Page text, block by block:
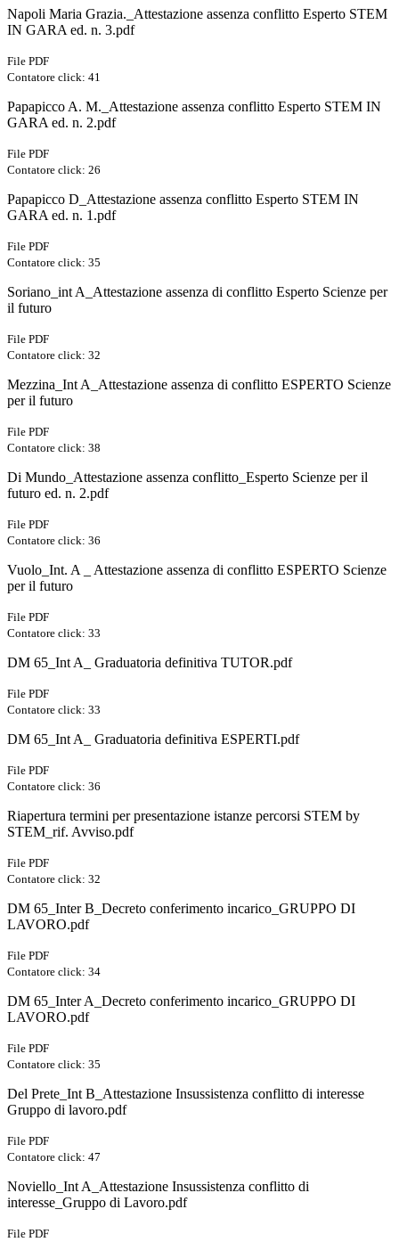
Napoli Maria Grazia._Attestazione assenza conflitto Esperto STEM
IN GARA ed. n. 3.pdf
File PDF
Contatore click: 41
Papapicco A. M._Attestazione assenza conflitto Esperto STEM IN
GARA ed. n. 2.pdf
File PDF
Contatore click: 26
Papapicco D_Attestazione assenza conflitto Esperto STEM IN
GARA ed. n. 1.pdf
File PDF
Contatore click: 35
Soriano_int A_Attestazione assenza di conflitto Esperto Scienze per
il futuro
File PDF
Contatore click: 32
Mezzina_Int A_Attestazione assenza di conflitto ESPERTO Scienze
per il futuro
File PDF
Contatore click: 38
Di Mundo_Attestazione assenza conflitto_Esperto Scienze per il
futuro ed. n. 2.pdf
File PDF
Contatore click: 36
Vuolo_Int. A _ Attestazione assenza di conflitto ESPERTO Scienze
per il futuro
File PDF
Contatore click: 33
DM 65_Int A_ Graduatoria definitiva TUTOR.pdf
File PDF
Contatore click: 33
DM 65_Int A_ Graduatoria definitiva ESPERTI.pdf
File PDF
Contatore click: 36
Riapertura termini per presentazione istanze percorsi STEM by
STEM_rif. Avviso.pdf
File PDF
Contatore click: 32
DM 65_Inter B_Decreto conferimento incarico_GRUPPO DI
LAVORO.pdf
File PDF
Contatore click: 34
DM 65_Inter A_Decreto conferimento incarico_GRUPPO DI
LAVORO.pdf
File PDF
Contatore click: 35
Del Prete_Int B_Attestazione Insussistenza conflitto di interesse
Gruppo di lavoro.pdf
File PDF
Contatore click: 47
Noviello_Int A_Attestazione Insussistenza conflitto di
interesse_Gruppo di Lavoro.pdf
File PDF